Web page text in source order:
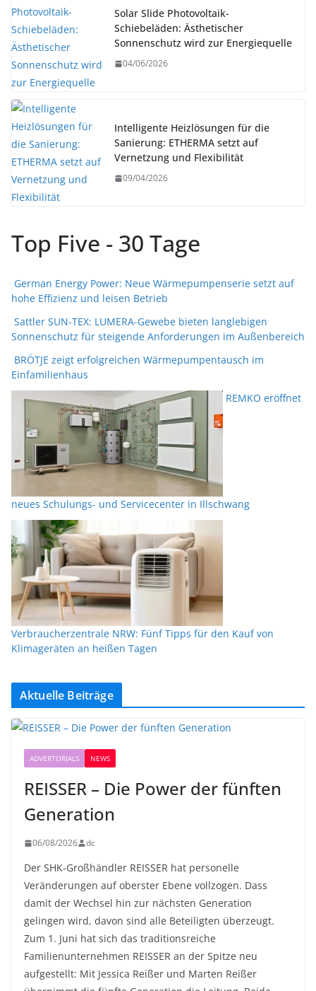
Solar Slide Photovoltaik-
Schiebeläden: Ästhetischer
Sonnenschutz wird zur Energiequelle
04/06/2026
Intelligente Heizlösungen für die
Sanierung: ETHERMA setzt auf
Vernetzung und Flexibilität
09/04/2026
Top Five - 30 Tage
German Energy Power: Neue Wärmepumpenserie setzt auf
hohe Effizienz und leisen Betrieb
Sattler SUN-TEX: LUMERA-Gewebe bieten langlebigen
Sonnenschutz für steigende Anforderungen im Außenbereich
BRÖTJE zeigt erfolgreichen Wärmepumpentausch im
Einfamilienhaus
REMKO eröffnet
neues Schulungs- und Servicecenter in Illschwang
Verbraucherzentrale NRW: Fünf Tipps für den Kauf von
Klimageräten an heißen Tagen
Aktuelle Beiträge
ADVERTORIALS NEWS
REISSER – Die Power der fünften
Generation
06/08/2026 dc
Der SHK-Großhändler REISSER hat personelle
Veränderungen auf oberster Ebene vollzogen. Dass
damit der Wechsel hin zur nächsten Generation
gelingen wird, davon sind alle Beteiligten überzeugt.
Zum 1. Juni hat sich das traditionsreiche
Familienunternehmen REISSER an der Spitze neu
aufgestellt: Mit Jessica Reißer und Marten Reißer